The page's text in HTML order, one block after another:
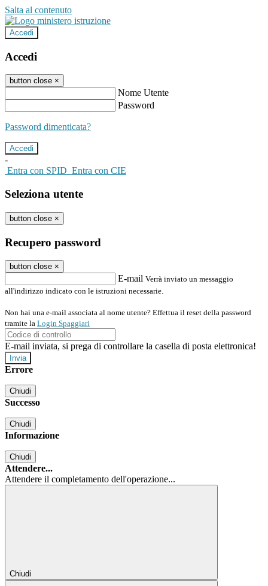
Salta al contenuto
Accedi
Accedi
button close ×
Nome Utente
Password
Password dimenticata?
-
Entra con SPID Entra con CIE
Seleziona utente
button close ×
Recupero password
button close ×
E-mail Verrà inviato un messaggio
all'indirizzo indicato con le istruzioni necessarie.
Non hai una e-mail associata al nome utente? Effettua il reset della password
tramite la Login Spaggiari
E-mail inviata, si prega di controllare la casella di posta elettronica!
Errore
Chiudi
Successo
Chiudi
Informazione
Chiudi
Attendere...
Attendere il completamento dell'operazione...
Chiudi